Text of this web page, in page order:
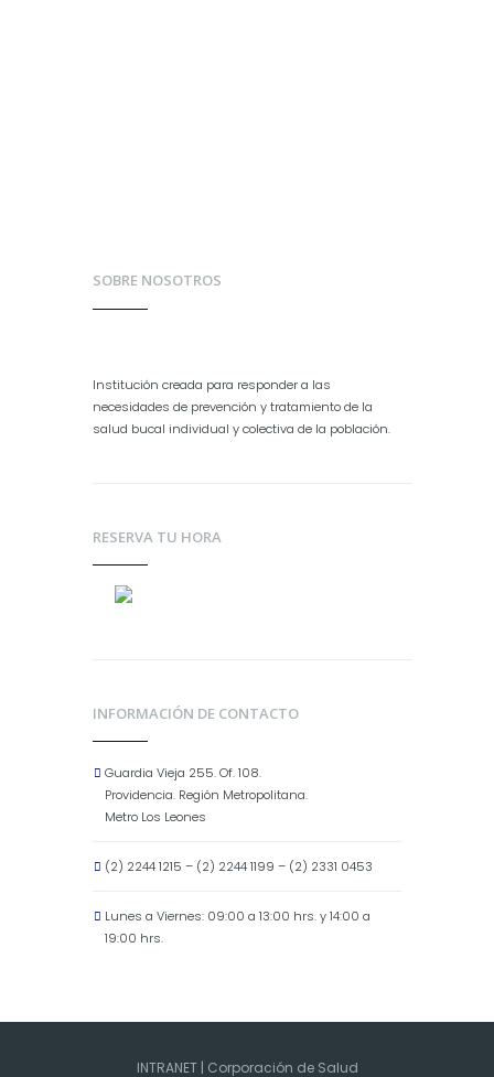
SOBRE NOSOTROS
Institución creada para responder a las
necesidades de prevención y tratamiento de la
salud bucal individual y colectiva de la población.
RESERVA TU HORA
INFORMACIÓN DE CONTACTO
Guardia Vieja 255. Of. 108.
Providencia. Región Metropolitana.
Metro Los Leones
(2) 2244 1215 – (2) 2244 1199 – (2) 2331 0453
Lunes a Viernes: 09:00 a 13:00 hrs. y 14:00 a
19:00 hrs.
INTRANET| Corporación de Salud